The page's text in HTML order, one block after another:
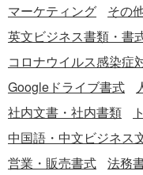
マーケティング
その
英文ビジネス書類・書
コロナウイルス感染症
Googleドライブ書式
社内文書・社内書類
中国語・中文ビジネス
営業・販売書式
法務